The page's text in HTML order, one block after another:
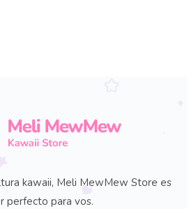
kawaii, Meli MewMew Store es
perfecto para vos.